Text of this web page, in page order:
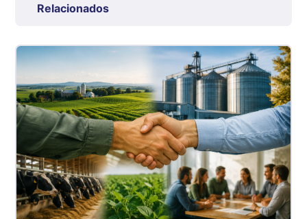
Grande São Paulo (SP)
kg
Suíno - Estadual
SP
R$ 5,08
kg
Suíno - Estadual
MG
R$ 5,07
kg
Suíno - Estadual
Relacionados